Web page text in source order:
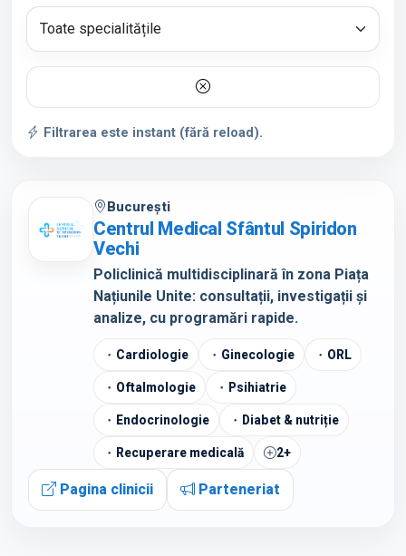
Filtrarea este instant (fără reload).
București
Centrul Medical Sfântul Spiridon
Vechi
Policlinică multidisciplinară în zona Piața
Națiunile Unite: consultații, investigații și
analize, cu programări rapide.
Cardiologie Ginecologie ORL
Oftalmologie Psihiatrie
Endocrinologie Diabet & nutriție
Recuperare medicală 2+
Pagina clinicii Parteneriat